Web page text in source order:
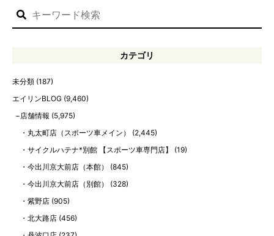
カテゴリ
未分類 (187)
エイリンBLOG (9,460)
店舗情報 (5,975)
丸太町店（スポーツ車メイン）
(2,445)
サイクルハテナ*別館 【スポーツ車専門店】
(19)
今出川京大前店（本館）
(845)
今出川京大前店（別館）
(328)
紫野店 (905)
北大路店 (456)